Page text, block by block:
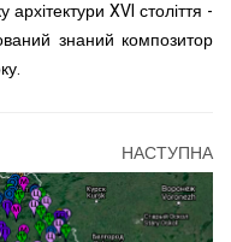
XVI століття -
знаний композитор
НАСТУПНА